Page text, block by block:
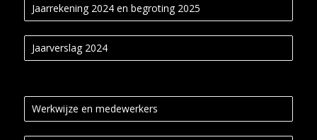
Jaarrekening 2024 en begroting 2025
Jaarverslag 2024
Werkwijze en medewerkers